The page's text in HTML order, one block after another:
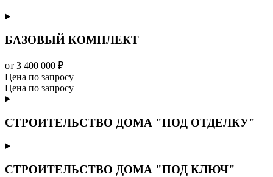
БАЗОВЫЙ КОМПЛЕКТ
от 3 400 000 ₽
Цена по запросу
Цена по запросу
СТРОИТЕЛЬСТВО ДОМА "ПОД ОТДЕЛКУ"
СТРОИТЕЛЬСТВО ДОМА "ПОД КЛЮЧ"